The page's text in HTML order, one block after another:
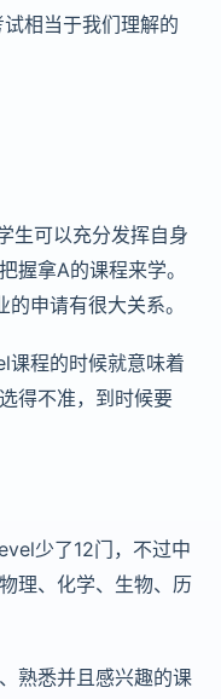
相当于我们理解的
生可以充分发挥自身
握拿A的课程来学。
申请有很大关系。
课程的时候就意味着
得不准，到时候要
少了12门，不过中
理、化学、生物、历
熟悉并且感兴趣的课